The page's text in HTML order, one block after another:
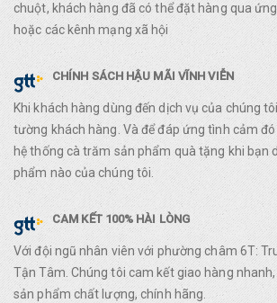
chuột, khách hàng đã có thể đặt hàng qua
hoặc các kênh mạng xã hội
CHÍNH SÁCH HẬU MÃI VĨNH VIỄN
Khi khách hàng dùng đến dịch vụ của chúng
tường khách hàng. Và để đáp ứng tình cảm
hệ thống cà trăm sản phẩm quà tặng khi bạn
phẩm nào của chúng tôi.
CAM KẾT 100% HÀI LÒNG
Với đội ngũ nhân viên với phường châm 6T:
Tận Tâm. Chúng tôi cam kết giao hàng
sản phẩm chất lượng, chính hãng.